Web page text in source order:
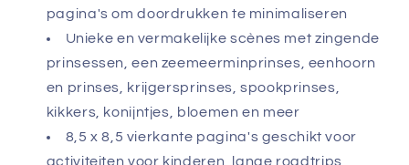
pagina's om doordrukken te minimaliseren
Unieke en vermakelijke scènes met zingende
prinsessen, een zeemeerminprinses, eenhoorn
en prinses, krijgersprinses, spookprinses,
kikkers, konijntjes, bloemen en meer
8,5 x 8,5 vierkante pagina's geschikt voor
activiteiten voor kinderen, lange roadtrips,